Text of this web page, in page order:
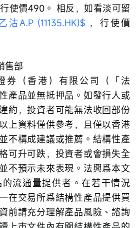
使價490。 相反，如看淡可留
A.P (11135.HK)$ ，行使價
售部
券（香港）有限公司（「法
產品並無抵押品。如發行人或
約，投資者可能無法收回部份
上資料僅供參考，且僅以香港
不構成建議或推薦。結構性產
可升可跌，投資者或會損失全
不預示未來表現。法興爲本文
流通量提供者。在若干情況
在交易所爲結構性產品提供買
前請充分理解產品風險、諮詢